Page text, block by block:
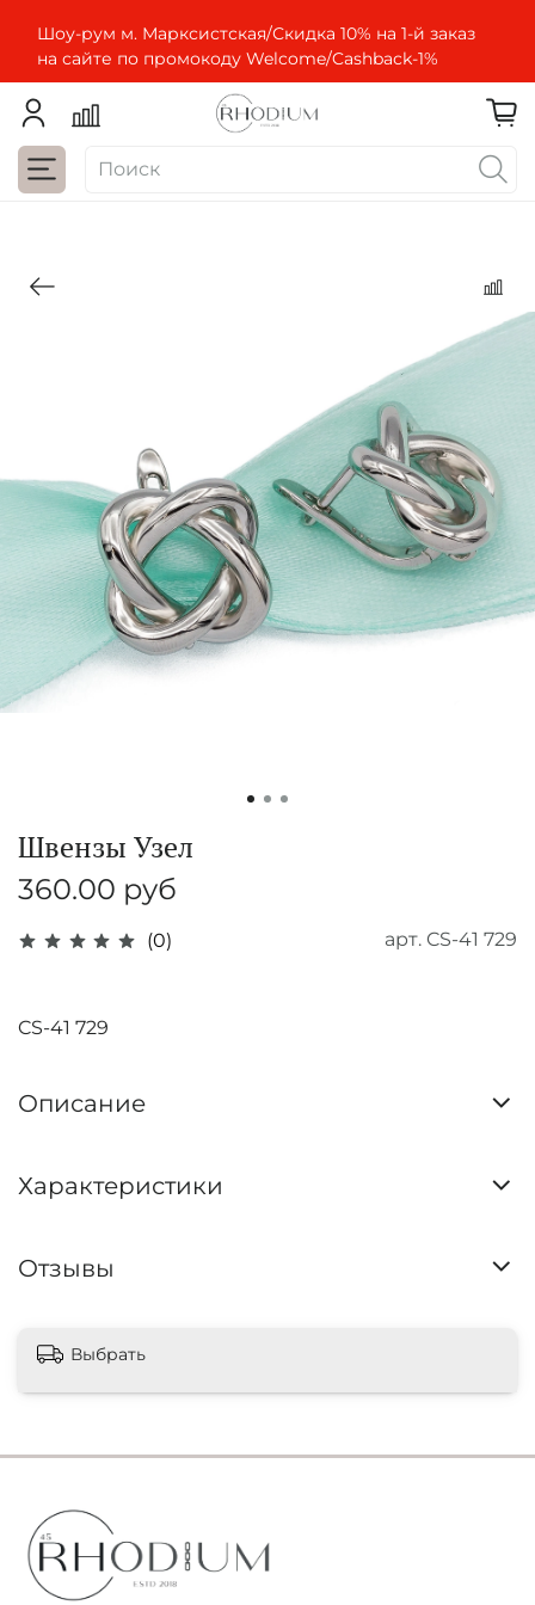
Шоу-рум м. Марксистская/Скидка 10% на 1-й заказ
на сайте по промокоду Welcome/Cashbaсk-1%
(0) арт. CS-41 729
Швензы Узел
360.00 руб
CS-41 729
Описание
Характеристики
Отзывы
Выбрать